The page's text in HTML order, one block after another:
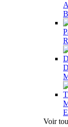
Voir